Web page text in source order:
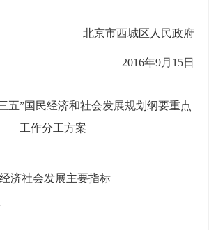
北京市西城区人民政府
2016年9月15日
五”国民经济和社会发展规划纲要重点
工作分工方案
济社会发展主要指标